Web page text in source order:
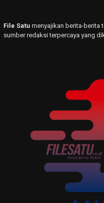
File Satu menyajikan berita-berita
sumber redaksi terpercaya yang